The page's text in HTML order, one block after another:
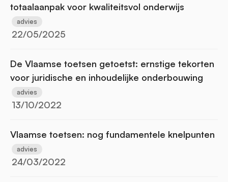
totaalaanpak voor kwaliteitsvol onderwijs
advies
22/05/2025
De Vlaamse toetsen getoetst: ernstige tekorten
voor juridische en inhoudelijke onderbouwing
advies
13/10/2022
Vlaamse toetsen: nog fundamentele knelpunten
advies
24/03/2022